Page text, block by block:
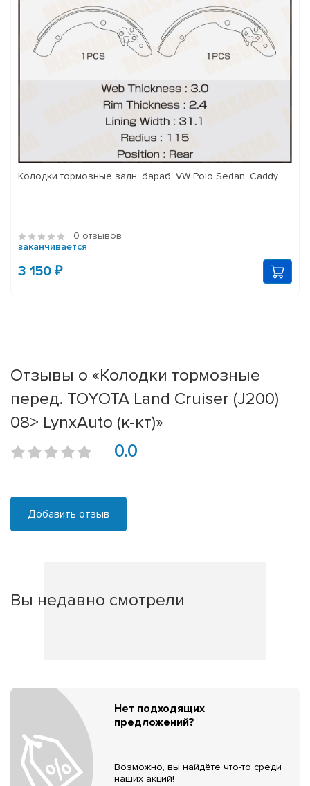
Колодки тормозные задн. бараб. VW Polo Sedan, Caddy
0 отзывов
заканчивается
3 150 ₽
Отзывы о «Колодки тормозные
перед. TOYOTA Land Cruiser (J200)
08> LynxAuto (к-кт)»
0.0
Добавить отзыв
Вы недавно смотрели
Нет подходящих
предложений?
Возможно, вы найдёте что-то среди
наших акций!